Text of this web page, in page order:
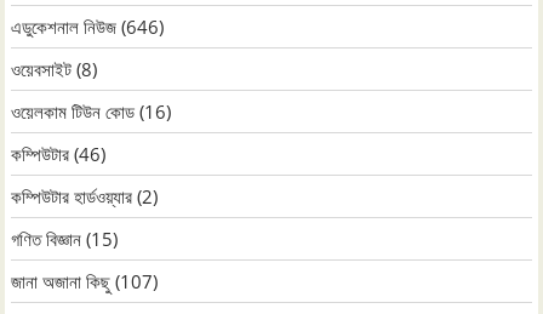
এডুকেশনাল নিউজ (646)
ওয়েবসাইট (8)
ওয়েলকাম টিউন কোড (16)
কম্পিউটার (46)
কম্পিউটার হার্ডওয়্যার (2)
গণিত বিজ্ঞান (15)
জানা অজানা কিছু (107)